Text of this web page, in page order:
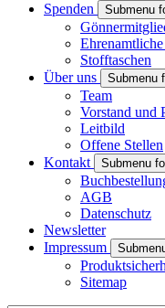
Spenden
Submenu
Stofftaschen
Über uns
Submenu
Team
Vorstand und
Leitbild
Offene Stellen
Kontakt
Submenu
AGB
Datenschutz
Newsletter
Impressum
Sitemap